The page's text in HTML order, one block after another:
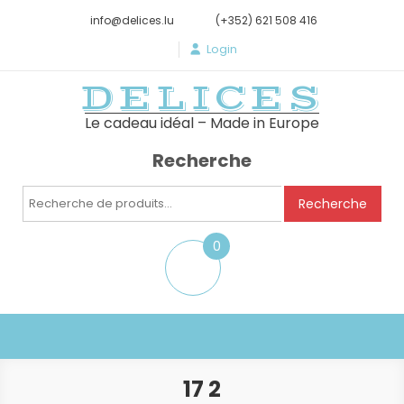
info@delices.lu (+352) 621 508 416
Login
DELICES
Le cadeau idéal – Made in Europe
Recherche
Recherche
Recherche
0
item
17 2